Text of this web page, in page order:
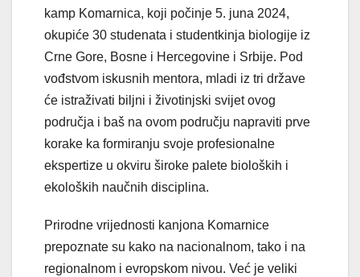
kamp Komarnica, koji počinje 5. juna 2024,
okupiće 30 studenata i studentkinja biologije iz
Crne Gore, Bosne i Hercegovine i Srbije. Pod
vođstvom iskusnih mentora, mladi iz tri države
će istraživati biljni i životinjski svijet ovog
područja i baš na ovom području napraviti prve
korake ka formiranju svoje profesionalne
ekspertize u okviru široke palete bioloških i
ekoloških naučnih disciplina.
Prirodne vrijednosti kanjona Komarnice
prepoznate su kako na nacionalnom, tako i na
regionalnom i evropskom nivou. Već je veliki